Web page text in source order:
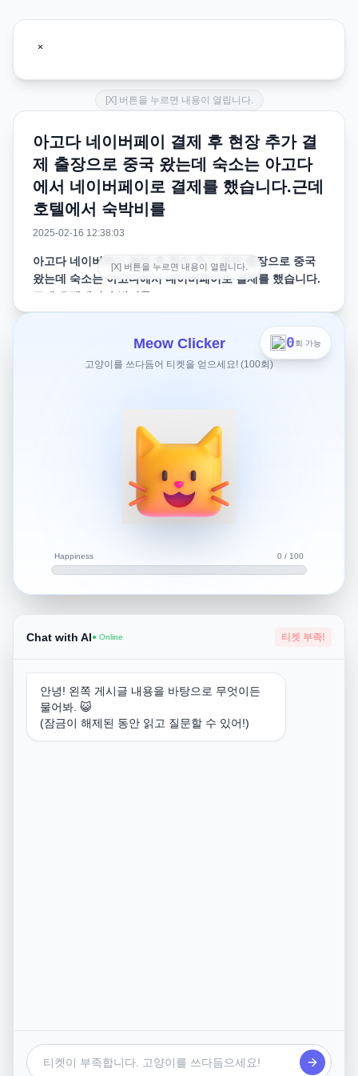
[X] 버튼을 누르면 내용이 열립니다.
아고다 네이버페이 결제 후 현장 추가 결
제 출장으로 중국 왔는데 숙소는 아고다
에서 네이버페이로 결제를 했습니다.근데
호텔에서 숙박비를
2025-02-16 12:38:03
아고다 네이버페이 결제 후 현장 추가 결제 출장으로 중국
왔는데 숙소는 아고다에서 네이버페이로 결제를 했습니다.
근데 호텔에서 숙박비를
제를 했습니다.근데 호텔에서 숙박비를 또 결제해야된다고
보증금으로 알았는데 숙박비가 결제됐고 아고다에서 환불
아고다 결제 후 중복 결제 시 환불됩니다.
환불 방식은 네이버페이로 반환될 가능성이 높습니다.
[X] 버튼을 누르면 내용이 열립니다.
0회 가능
Meow Clicker
고양이를 쓰다듬어 티켓을 얻으세요! (100회)
Happiness 0 / 100
Chat with AI● Online 티켓 부족!
안녕! 왼쪽 게시글 내용을 바탕으로 무엇이든
물어봐. 😺
(잠금이 해제된 동안 읽고 질문할 수 있어!)